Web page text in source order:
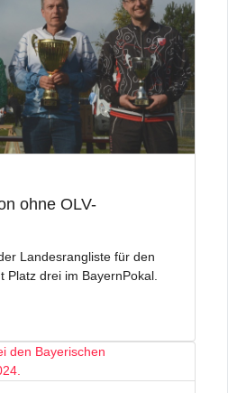
ohne OLV-
Landesrangliste für den
Platz drei im BayernPokal.